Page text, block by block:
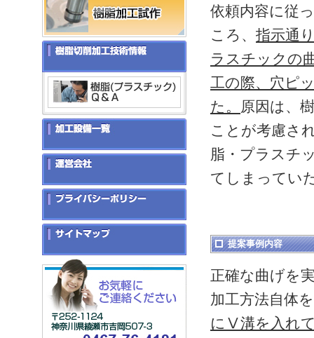
依頼内容に従
ころ、 指示通
ラスチックの
工の際、穴ピ
た。 原因は、
ことが考慮さ
脂・プラスチ
てしまってい
提案事例内容
正確な曲げを
加工方法自体
にⅤ溝を入れ